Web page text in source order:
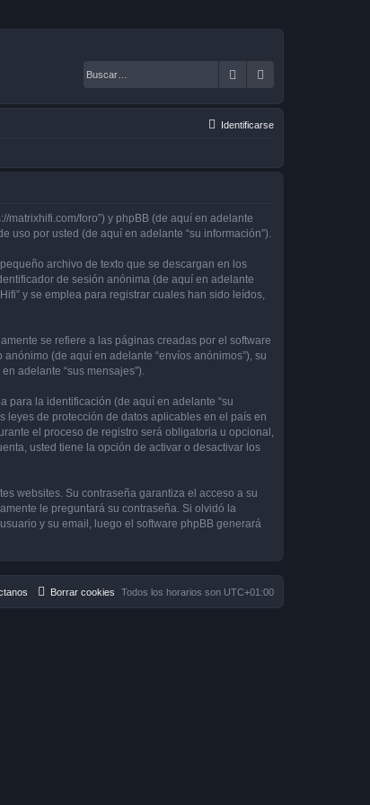
Buscar
Identificarse
matrixhifi.com/foro”) y phpBB (de aquí en adelante
uso por usted (de aquí en adelante “su información”).
archivo de texto que se descargan en los
de sesión anónima (de aquí en adelante
y se emplea para registrar cuales han sido leídos,
se refiere a las páginas creadas por el software
(de aquí en adelante “envíos anónimos”), su
adelante “sus mensajes”).
para la identificación (de aquí en adelante “su
leyes de protección de datos aplicables en el país en
el proceso de registro será obligatoria u opcional,
usted tiene la opción de activar o desactivar los
websites. Su contraseña garantiza el acceso a su
le preguntará su contraseña. Si olvidó la
y su email, luego el software phpBB generará
Todos los horarios son UTC+01:00
Borrar cookies